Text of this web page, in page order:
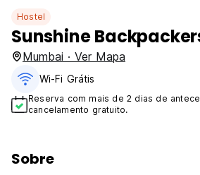
Hostel
Sunshine
Mumbai · Ver Mapa
Wi-Fi Grátis
Reserva com mais de 2 dias de
cancelamento gratuito.
Sobre